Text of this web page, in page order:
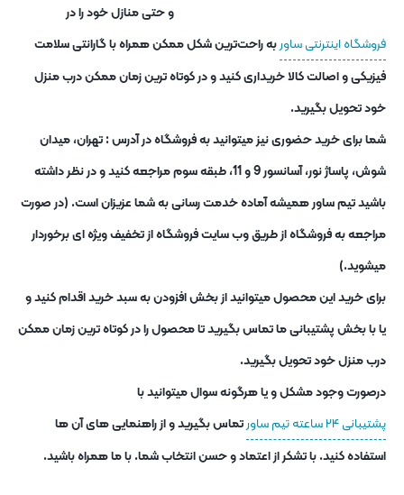
و حتی منازل خود را در
فروشگاه اینترنتی ساوربه راحت‌ترین شکل ممکن همراه با گارانتی سلامت
فیزیکی و اصالت کالا خریداری کنید و در کوتاه ترین زمان ممکن درب منزل
خود تحویل بگیرید.
شما برای خرید حضوری نیز میتوانید به فروشگاه در آدرس : تهران، میدان
شوش، پاساژ نور، آسانسور 9 و 11، طبقه سوم مراجعه کنید و در نظر داشته
باشید تیم ساور همیشه آماده خدمت رسانی به شما عزیزان است. (در صورت
مراجعه به فروشگاه از طریق وب سایت فروشگاه از تخفیف ویژه ای برخوردار
میشوید.)
برای خرید این محصول میتوانید از بخش افزودن به سبد خرید اقدام کنید و
یا با بخش پشتیبانی ما تماس بگیرید تا محصول را در کوتاه ترین زمان ممکن
درب منزل خود تحویل بگیرید.
درصورت وجود مشکل و یا هرگونه سوال میتوانید با
پشتیبانی ۲۴ ساعته تیم ساور
تماس بگیرید و از راهنمایی های آن ها
استفاده کنید. با تشکر از اعتماد و حسن انتخاب شما. با ما همراه باشید.